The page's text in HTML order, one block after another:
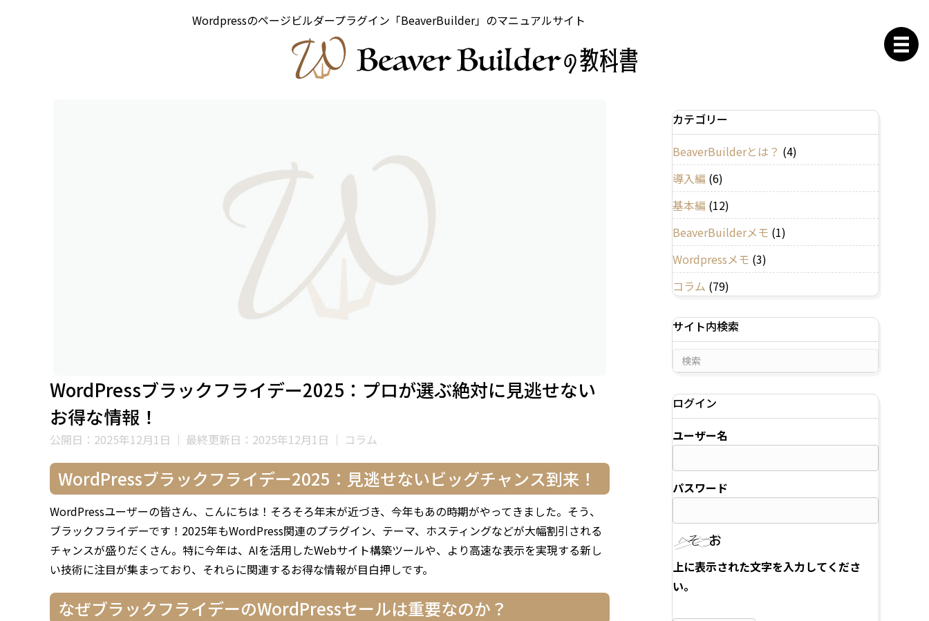
Wordpressのページビルダープラグイン「BeaverBuilder」のマニュアルサイト
WordPressブラックフライデー2025：プロが選ぶ絶対に見逃せない
お得な情報！
公開日：2025年12月1日 ｜ 最終更新日：2025年12月1日 ｜ コラム
WordPressブラックフライデー2025：見逃せないビッグチャンス到来！
WordPressユーザーの皆さん、こんにちは！そろそろ年末が近づき、今年もあの時期がやってきました。そう、
ブラックフライデーです！2025年もWordPress関連のプラグイン、テーマ、ホスティングなどが大幅割引される
チャンスが盛りだくさん。特に今年は、AIを活用したWebサイト構築ツールや、より高速な表示を実現する新し
い技術に注目が集まっており、それらに関連するお得な情報が目白押しです。
なぜブラックフライデーのWordPressセールは重要なのか？
カテゴリー
BeaverBuilderとは？ (4)
導入編 (6)
基本編 (12)
BeaverBuilderメモ (1)
Wordpressメモ (3)
コラム (79)
サイト内検索
ログイン
ユーザー名
パスワード
上に表示された文字を入力してくださ
い。